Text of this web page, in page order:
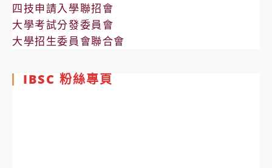
四技申請入學聯招會
大學考試分發委員會
大學招生委員會聯合會
IBSC 粉絲專頁